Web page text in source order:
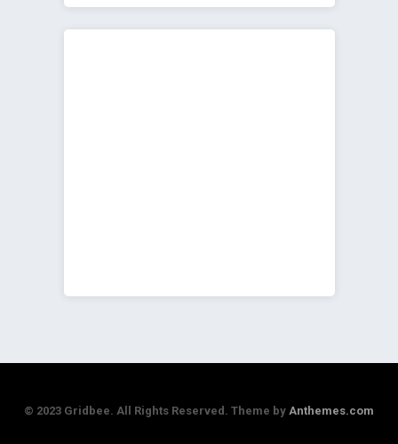
© 2023 Gridbee. All Rights Reserved. Theme by Anthemes.com